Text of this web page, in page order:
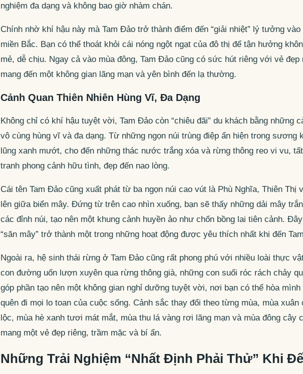
nghiệm đa dạng và không bao giờ nhàm chán.
Chính nhờ khí hậu này mà Tam Đảo trở thành điểm đến “giải nhiệt” lý tưởng
miền Bắc. Bạn có thể thoát khỏi cái nóng ngột ngạt của đô thị để tận hưởng
mẻ, dễ chịu. Ngay cả vào mùa đông, Tam Đảo cũng có sức hút riêng với vẻ
mang đến một không gian lãng mạn và yên bình đến lạ thường.
Cảnh Quan Thiên Nhiên Hùng Vĩ, Đa Dạng
Không chỉ có khí hậu tuyệt vời, Tam Đảo còn “chiêu đãi” du khách bằng những
vô cùng hùng vĩ và đa dạng. Từ những ngọn núi trùng điệp ẩn hiện trong sương
lũng xanh mướt, cho đến những thác nước trắng xóa và rừng thông reo vi vu,
tranh phong cảnh hữu tình, đẹp đến nao lòng.
Cái tên Tam Đảo cũng xuất phát từ ba ngọn núi cao vút là Phù Nghĩa, Thiên Thị
lên giữa biển mây. Đứng từ trên cao nhìn xuống, bạn sẽ thấy những dải mây
các đỉnh núi, tạo nên một khung cảnh huyền ảo như chốn bồng lai tiên cảnh.
“săn mây” trở thành một trong những hoạt động được yêu thích nhất khi đến
Ngoài ra, hệ sinh thái rừng ở Tam Đảo cũng rất phong phú với nhiều loài thực
con đường uốn lượn xuyên qua rừng thông già, những con suối róc rách chảy
góp phần tạo nên một không gian nghỉ dưỡng tuyệt vời, nơi bạn có thể hòa mình
quên đi mọi lo toan của cuộc sống. Cảnh sắc thay đổi theo từng mùa, mùa
lộc, mùa hè xanh tươi mát mắt, mùa thu lá vàng rơi lãng mạn và mùa đông cây
mang một vẻ đẹp riêng, trầm mặc và bí ẩn.
Những Trải Nghiệm “Nhất Định Phải Thử” Khi